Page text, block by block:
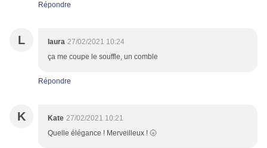
Répondre
L laura 27/02/2021 10:24
ça me coupe le souffle, un comble
Répondre
K Kate 27/02/2021 10:21
Quelle élégance ! Merveilleux ! 🌝